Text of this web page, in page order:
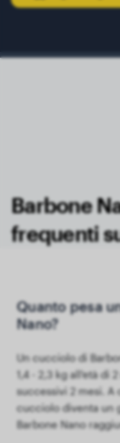
Barbone
frequenti
Quanto pesa
Nano?
Un cucciolo di
1,4 - 2,3 kg all'età di
successivi 2 mesi. A
cucciolo diventa un
Barbone Nano